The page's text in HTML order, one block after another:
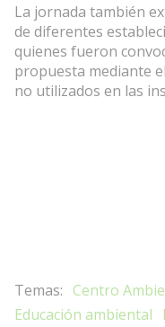
La jornada también
de diferentes
quienes fueron
propuesta mediante
no utilizados en las
Centro
Educación ambiental